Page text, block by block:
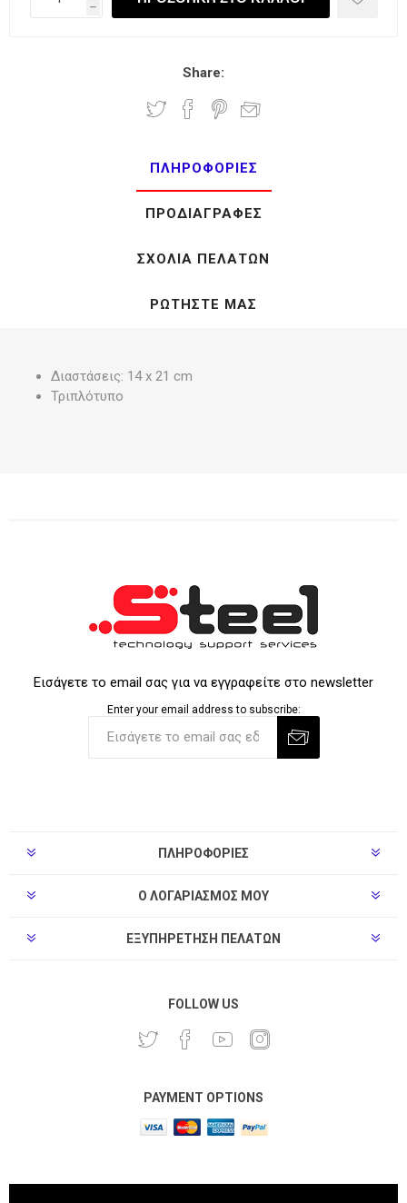
h
Share:
ΠΛΗΡΟΦΟΡΊΕΣ
ΠΡΟΔΙΑΓΡΑΦΈΣ
ΣΧΌΛΙΑ ΠΕΛΑΤΏΝ
ΡΩΤΉΣΤΕ ΜΑΣ
Διαστάσεις: 14 x 21 cm
Τριπλότυπο
Εισάγετε το email σας για να εγγραφείτε στο newsletter
Enter your email address to subscribe:
ΠΛΗΡΟΦΟΡΊΕΣ
Ο ΛΟΓΑΡΙΑΣΜΌΣ ΜΟΥ
ΕΞΥΠΗΡΈΤΗΣΗ ΠΕΛΑΤΏΝ
FOLLOW US
PAYMENT OPTIONS